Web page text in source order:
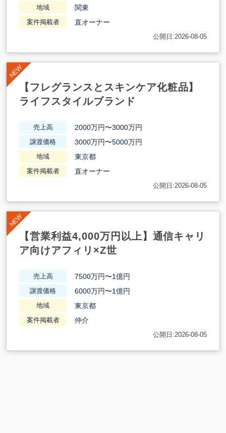
地域 関東
案件掲載者 直オーナー
公開日:2026-08-05
【フレグランスとスキンケア化粧品】
ライフスタイルブランド
売上高 2000万円〜3000万円
譲渡価格 3000万円〜5000万円
地域 東京都
案件掲載者 直オーナー
公開日:2026-08-05
【営業利益4,000万円以上】通信キャリ
ア向けアフィリ×Z世
売上高 7500万円〜1億円
譲渡価格 6000万円〜1億円
地域 東京都
案件掲載者 仲介
公開日:2026-08-05